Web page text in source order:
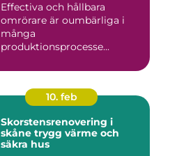
Effectiva och hållbara
omrörare är oumbärliga i
många
produktionsprocesse...
10. feb
Skorstensrenovering i
skåne trygg värme och
säkra hus